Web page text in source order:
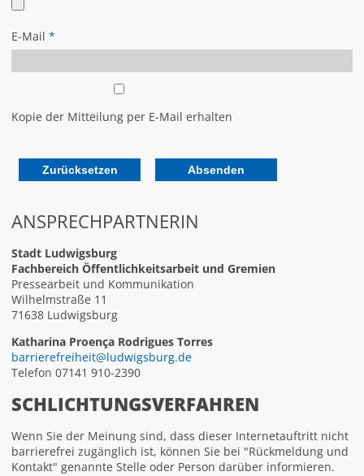
E-Mail *
Kopie der Mitteilung per E-Mail erhalten
ANSPRECHPARTNERIN
Stadt Ludwigsburg
Fachbereich Öffentlichkeitsarbeit und Gremien
Pressearbeit und Kommunikation
Wilhelmstraße 11
71638 Ludwigsburg
Katharina Proença Rodrigues Torres
barrierefreiheit@ludwigsburg.de
Telefon 07141 910-2390
SCHLICHTUNGSVERFAHREN
Wenn Sie der Meinung sind, dass dieser Internetauftritt nicht
barrierefrei zugänglich ist, können Sie bei "Rückmeldung und
Kontakt" genannte Stelle oder Person darüber informieren.